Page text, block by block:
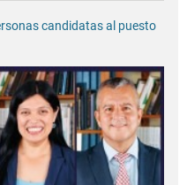
candidatas al puesto